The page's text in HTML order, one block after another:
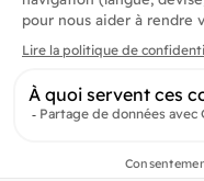
Produits
En savoir plus